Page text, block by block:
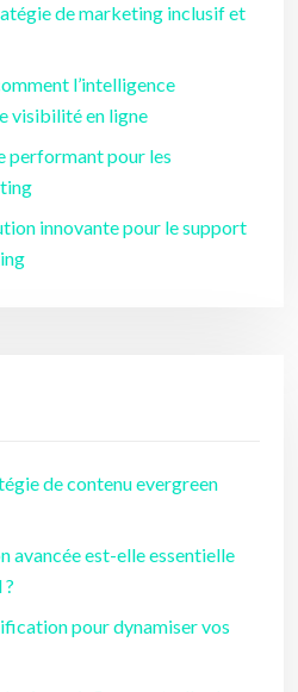
de marketing inclusif et
l’intelligence
visibilité en ligne
performant pour les
innovante pour le support
de contenu evergreen
avancée est-elle essentielle
pour dynamiser vos